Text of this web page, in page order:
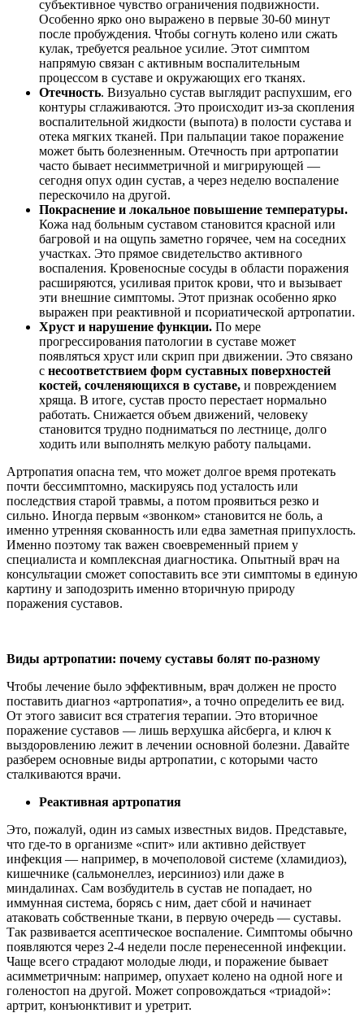
субъективное чувство ограничения подвижности.
Особенно ярко оно выражено в первые 30-60 минут
после пробуждения. Чтобы согнуть колено или сжать
кулак, требуется реальное усилие. Этот симптом
напрямую связан с активным воспалительным
процессом в суставе и окружающих его тканях.
Отечность. Визуально сустав выглядит распухшим, его
контуры сглаживаются. Это происходит из-за скопления
воспалительной жидкости (выпота) в полости сустава и
отека мягких тканей. При пальпации такое поражение
может быть болезненным. Отечность при артропатии
часто бывает несимметричной и мигрирующей —
сегодня опух один сустав, а через неделю воспаление
перескочило на другой.
Покраснение и локальное повышение температуры.
Кожа над больным суставом становится красной или
багровой и на ощупь заметно горячее, чем на соседних
участках. Это прямое свидетельство активного
воспаления. Кровеносные сосуды в области поражения
расширяются, усиливая приток крови, что и вызывает
эти внешние симптомы. Этот признак особенно ярко
выражен при реактивной и псориатической артропатии.
Хруст и нарушение функции. По мере
прогрессирования патологии в суставе может
появляться хруст или скрип при движении. Это связано
с несоответствием форм суставных поверхностей
костей, сочленяющихся в суставе, и повреждением
хряща. В итоге, сустав просто перестает нормально
работать. Снижается объем движений, человеку
становится трудно подниматься по лестнице, долго
ходить или выполнять мелкую работу пальцами.
Артропатия опасна тем, что может долгое время протекать
почти бессимптомно, маскируясь под усталость или
последствия старой травмы, а потом проявиться резко и
сильно. Иногда первым «звонком» становится не боль, а
именно утренняя скованность или едва заметная припухлость.
Именно поэтому так важен своевременный прием у
специалиста и комплексная диагностика. Опытный врач на
консультации сможет сопоставить все эти симптомы в единую
картину и заподозрить именно вторичную природу
поражения суставов.
Виды артропатии: почему суставы болят по-разному
Чтобы лечение было эффективным, врач должен не просто
поставить диагноз «артропатия», а точно определить ее вид.
От этого зависит вся стратегия терапии. Это вторичное
поражение суставов — лишь верхушка айсберга, и ключ к
выздоровлению лежит в лечении основной болезни. Давайте
разберем основные виды артропатии, с которыми часто
сталкиваются врачи.
Реактивная артропатия
Это, пожалуй, один из самых известных видов. Представьте,
что где-то в организме «спит» или активно действует
инфекция — например, в мочеполовой системе (хламидиоз),
кишечнике (сальмонеллез, иерсиниоз) или даже в
миндалинах. Сам возбудитель в сустав не попадает, но
иммунная система, борясь с ним, дает сбой и начинает
атаковать собственные ткани, в первую очередь — суставы.
Так развивается асептическое воспаление. Симптомы обычно
появляются через 2-4 недели после перенесенной инфекции.
Чаще всего страдают молодые люди, и поражение бывает
асимметричным: например, опухает колено на одной ноге и
голеностоп на другой. Может сопровождаться «триадой»:
артрит, конъюнктивит и уретрит.